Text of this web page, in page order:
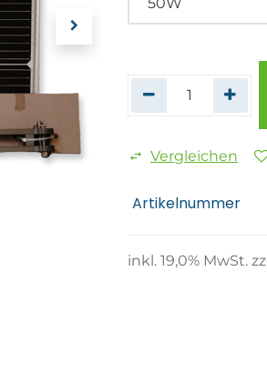
Vergleichen
Artikelnummer
inkl. 19,0% MwSt.